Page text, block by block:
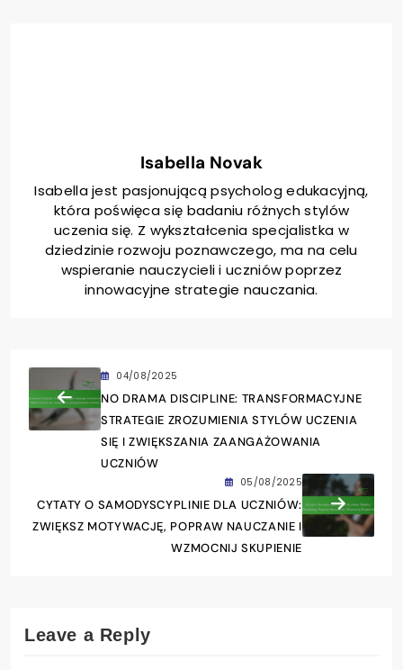
Isabella Novak
Isabella jest pasjonującą psycholog edukacyjną,
która poświęca się badaniu różnych stylów
uczenia się. Z wykształcenia specjalistka w
dziedzinie rozwoju poznawczego, ma na celu
wspieranie nauczycieli i uczniów poprzez
innowacyjne strategie nauczania.
04/08/2025
NO DRAMA DISCIPLINE: TRANSFORMACYJNE
STRATEGIE ZROZUMIENIA STYLÓW UCZENIA
SIĘ I ZWIĘKSZANIA ZAANGAŻOWANIA
UCZNIÓW
05/08/2025
CYTATY O SAMODYSCYPLINIE DLA UCZNIÓW:
ZWIĘKSZ MOTYWACJĘ, POPRAW NAUCZANIE I
WZMOCNIJ SKUPIENIE
Leave a Reply